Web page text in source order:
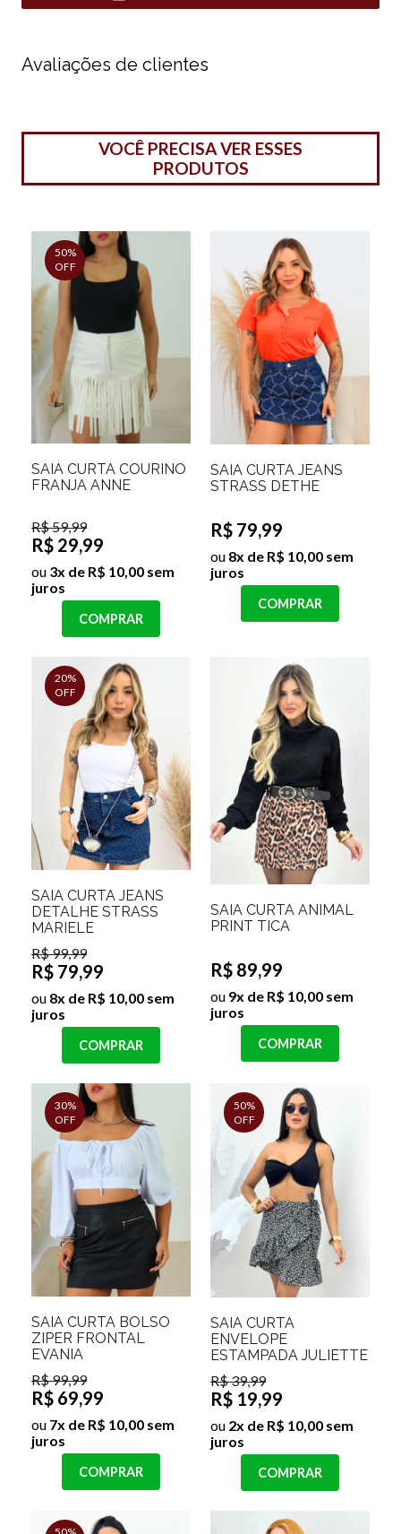
Avaliações de clientes
VOCÊ PRECISA VER ESSES
PRODUTOS
50%
OFF
SAIA CURTA COURINO
FRANJA ANNE
R$ 59,99
R$ 29,99
ou 3x de R$ 10,00 sem
juros
COMPRAR
SAIA CURTA JEANS
STRASS DETHE
R$ 79,99
ou 8x de R$ 10,00 sem
juros
COMPRAR
20%
OFF
SAIA CURTA JEANS
DETALHE STRASS
MARIELE
R$ 99,99
R$ 79,99
ou 8x de R$ 10,00 sem
juros
COMPRAR
SAIA CURTA ANIMAL
PRINT TICA
R$ 89,99
ou 9x de R$ 10,00 sem
juros
COMPRAR
30%
OFF
SAIA CURTA BOLSO
ZIPER FRONTAL
EVANIA
R$ 99,99
R$ 69,99
ou 7x de R$ 10,00 sem
juros
COMPRAR
50%
OFF
SAIA CURTA
ENVELOPE
ESTAMPADA JULIETTE
R$ 39,99
R$ 19,99
ou 2x de R$ 10,00 sem
juros
COMPRAR